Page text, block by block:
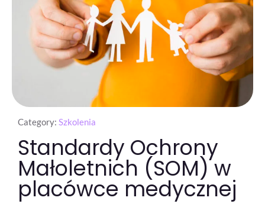
Category: Szkolenia
Standardy Ochrony
Małoletnich (SOM) w
placówce medycznej